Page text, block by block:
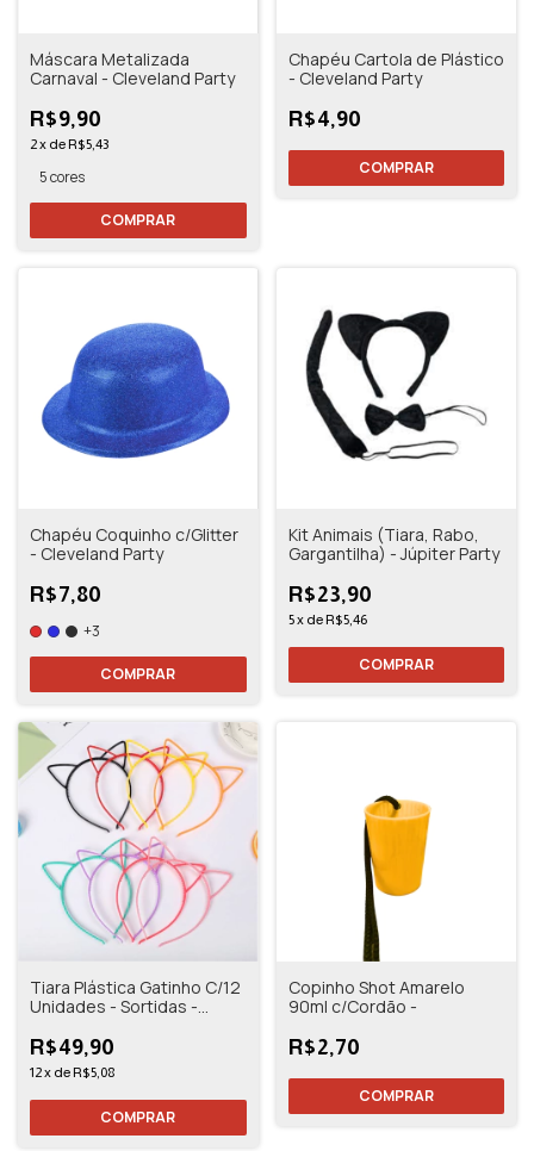
Máscara Metalizada
Carnaval - Cleveland Party
R$9,90
2x de R$5,43
5 cores
COMPRAR
Chapéu Cartola de Plástico
- Cleveland Party
R$4,90
COMPRAR
Chapéu Coquinho c/Glitter
- Cleveland Party
R$7,80
+3
COMPRAR
Kit Animais (Tiara, Rabo,
Gargantilha) - Júpiter Party
R$23,90
5x de R$5,46
COMPRAR
Tiara Plástica Gatinho C/12
Unidades - Sortidas -
R$49,90
12x de R$5,08
Copinho Shot Amarelo
90ml c/Cordão -
R$2,70